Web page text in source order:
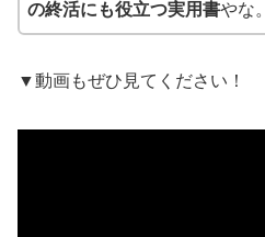
の終活にも役立つ実用書やな。
▼動画もぜひ見てください！